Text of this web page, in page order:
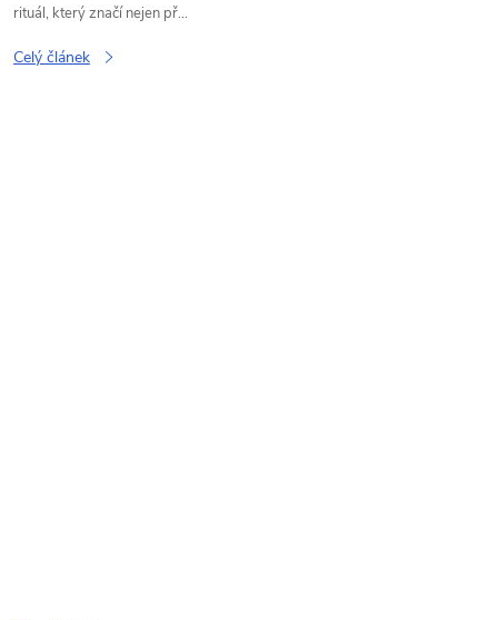
rituál, který značí nejen př...
Celý článek